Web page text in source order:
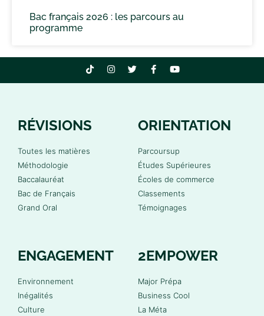
Bac français 2026 : les parcours au
programme
RÉVISIONS
Toutes les matières
Méthodologie
Baccalauréat
Bac de Français
Grand Oral
ORIENTATION
Parcoursup
Études Supérieures
Écoles de commerce
Classements
Témoignages
ENGAGEMENT
Environnement
Inégalités
Culture
2EMPOWER
Major Prépa
Business Cool
La Méta